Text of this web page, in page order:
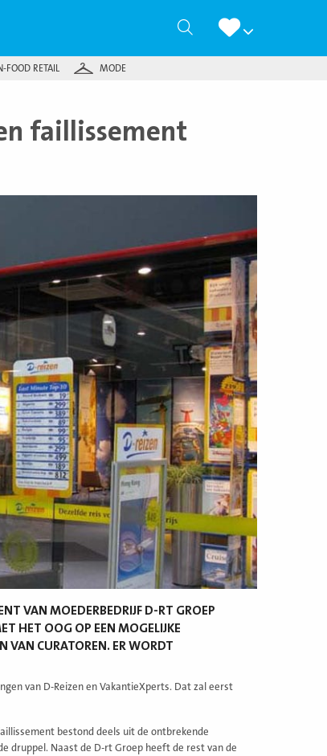
Zoeken
FOOD RETAIL MODE
faillissement
VAN MOEDERBEDRIJF D-RT GROEP
HET OOG OP EEN MOGELIJKE
VAN CURATOREN. ER WORDT
van D-Reizen en VakantieXperts. Dat zal eerst
bestond deels uit de ontbrekende
druppel. Naast de D-rt Groep heeft de rest van de